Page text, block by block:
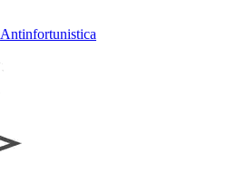
Antinfortunistica